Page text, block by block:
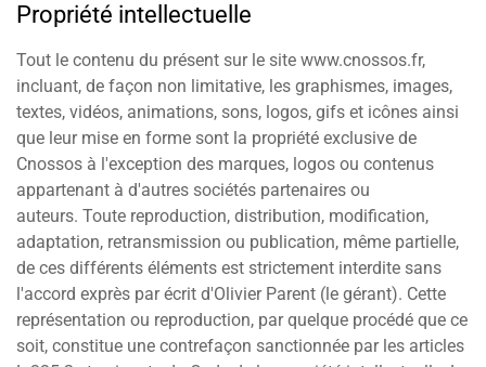
Propriété intellectuelle
Tout le contenu du présent sur le site www.cnossos.fr,
incluant, de façon non limitative, les graphismes, images,
textes, vidéos, animations, sons, logos, gifs et icônes ainsi
que leur mise en forme sont la propriété exclusive de
Cnossos à l'exception des marques, logos ou contenus
appartenant à d'autres sociétés partenaires ou
auteurs. Toute reproduction, distribution, modification,
adaptation, retransmission ou publication, même partielle,
de ces différents éléments est strictement interdite sans
l'accord exprès par écrit d'Olivier Parent (le gérant). Cette
représentation ou reproduction, par quelque procédé que ce
soit, constitue une contrefaçon sanctionnée par les articles